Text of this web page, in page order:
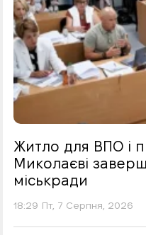
Житло для ВПО і
Миколаєві
міськради
18:29 Пт, 7 Серпня, 2026